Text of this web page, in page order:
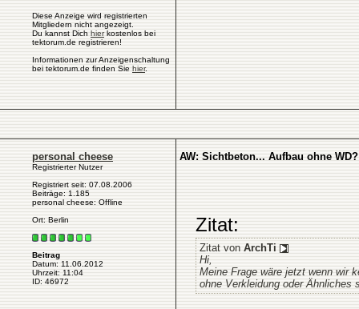
Diese Anzeige wird registrierten
Mitgliedern nicht angezeigt.
Du kannst Dich hierkostenlos bei
tektorum.de registrieren!
Informationen zur Anzeigenschaltung
bei tektorum.de finden Sie hier.
personal cheese
Registrierter Nutzer
Registriert seit: 07.08.2006
Beiträge: 1.185
personal cheese: Offline
Ort: Berlin
Beitrag
Datum: 11.06.2012
Uhrzeit: 11:04
ID: 46972
AW: Sichtbeton... Aufbau ohne WD?
Zitat:
Zitat von ArchTi
Hi,
Meine Frage wäre jetzt wenn wir
ohne Verkleidung oder Ähnliches